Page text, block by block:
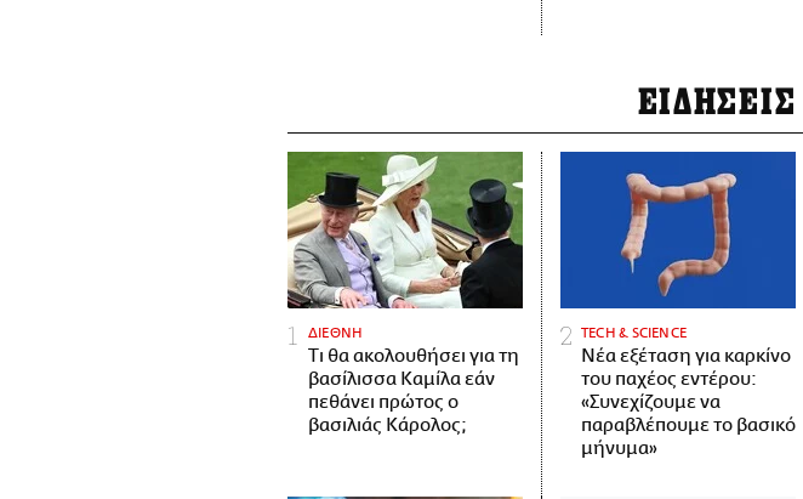
ΕΙΔΗΣΕΙΣ
ΔΙΕΘΝΗ
Τι θα ακολουθήσει για τη
βασίλισσα Καμίλα εάν
πεθάνει πρώτος ο
βασιλιάς Κάρολος;
ΤECH & SCIENCE
Νέα εξέταση για καρκίνο
του παχέος εντέρου:
«Συνεχίζουμε να
παραβλέπουμε το βασικό
μήνυμα»